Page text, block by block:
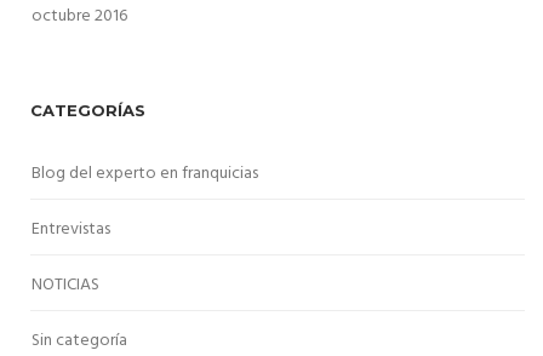
octubre 2016
CATEGORÍAS
Blog del experto en franquicias
Entrevistas
NOTICIAS
Sin categoría